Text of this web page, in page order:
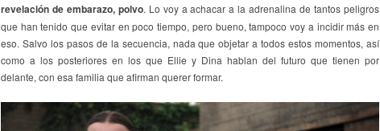
revelación de embarazo, polvo. Lo voy a achacar a la adrenalina de tantos peligros
que han tenido que evitar en poco tiempo, pero bueno, tampoco voy a incidir más en
eso. Salvo los pasos de la secuencia, nada que objetar a todos estos momentos, así
como a los posteriores en los que Ellie y Dina hablan del futuro que tienen por
delante, con esa familia que afirman querer formar.